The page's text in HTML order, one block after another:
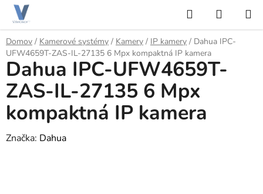
Prejsť
obsah
Hľadať
KOŠÍK
Domov / Kamerové systémy / Kamery / IP kamery / Dahua IPC-
UFW4659T-ZAS-IL-27135 6 Mpx kompaktná IP kamera
Dahua IPC-UFW4659T-
ZAS-IL-27135 6 Mpx
kompaktná IP kamera
Značka: Dahua